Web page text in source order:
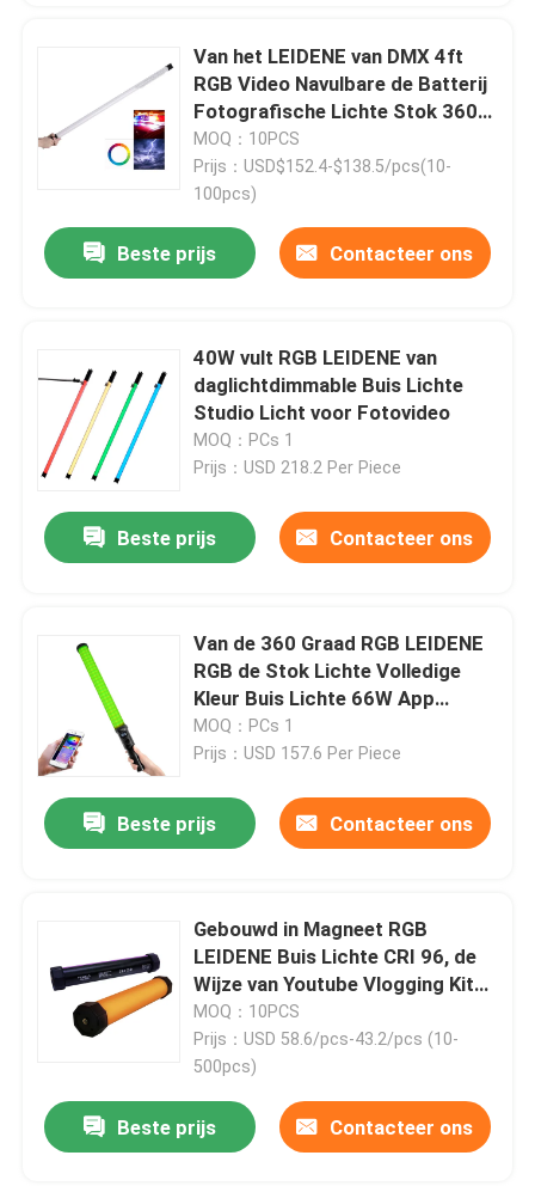
Video's
Fabriekstocht
Neem contact met ons op
Nieuws
Gevallen
LEIDENE Videostudiolichten
RGB LEIDEN Videolicht
LED Halve Maan Licht
De Lichten van de daglichtfotografie
Van het LEIDENE van DMX 4ft
RGB Video Navulbare de Batterij
Fotografische Lichte Stok 360
Buis Lichte Toverstokje Kleuren
10 gevolgen
MOQ：10PCS
Prijs：USD$152.4-$138.5/pcs(10-
100pcs)
Beste prijs Contacteer ons
40W vult RGB LEIDENE van
daglichtdimmable Buis Lichte
Studio Licht voor Fotovideo
MOQ：PCs 1
Prijs：USD 218.2 Per Piece
Beste prijs Contacteer ons
Van de 360 Graad RGB LEIDENE
RGB de Stok Lichte Volledige
Kleur Buis Lichte 66W App
Controle voor Foto
MOQ：PCs 1
Prijs：USD 157.6 Per Piece
Beste prijs Contacteer ons
Gebouwd in Magneet RGB
LEIDENE Buis Lichte CRI 96, de
Wijze van Youtube Vlogging Kit
With FX
MOQ：10PCS
Prijs：USD 58.6/pcs-43.2/pcs (10-
500pcs)
Beste prijs Contacteer ons